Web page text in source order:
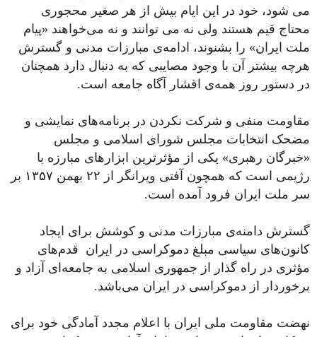
می شود، خود در این ایام بیش از هر صغیر محجوری
محتاج قیم هستند ولی نه می‌ توانند و نه می‌خواهند «پیام
ملت ایران» را بشنوند، ادامه‌ی مبارزات مدنی و گسترش
هرچه بیشتر آن با وجود مصایبی که به دنبال دارد همچنان
در دستور روز همه‌ی اقشار آگاه جامعه است.
مقاومت منفی و شرکت نکردن در برنامه‌های نمایشی و
مضحک انتخابات مجلس شورای اسلامی و مجلس
«خبرگان رهبری» یکی از مؤثرترین ابزارهای مبارزه با
رژیمی است که همچون آفتی ویرانگر از ۲۲ بهمن ۱۳۵۷ بر
سر ملت ایران فرود آمده است.
گسترش دامنه‌ی مبارزات مدنی و کوشش برای ایجاد
کانون‌های سیاسی مبلغ دموکراسی در ایران قدم‌های
مؤثری در راه گذار از جمهوری اسلامی به جامعه‌ای آزاد و
برخوردار از دموکراسی در ایران می‌باشد.
نهضت مقاومت ملی ایران با اعلام مجدد آمادگی خود برای